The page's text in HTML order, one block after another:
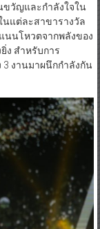
ขวัญและกำลังใจใน
นแต่ละสาขารางวัล
นนโหวตจากพลังของ
ง สำหรับการ
3 งานมาผนึกกำลังกัน